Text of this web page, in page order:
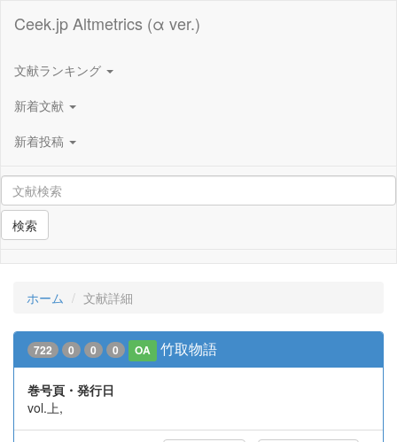
Ceek.jp Altmetrics (α ver.)
文献ランキング
新着文献
新着投稿
検索
ホーム 文献詳細
722 0 0 0 OA 竹取物語
巻号頁・発行日
vol.上,